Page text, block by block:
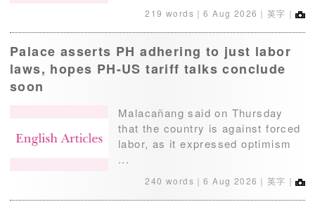
219 words｜6 Aug 2026 ｜英字｜
Palace asserts PH adhering to just labor
laws, hopes PH-US tariff talks conclude
soon
Malacañang said on Thursday
that the country is against forced
labor, as it expressed optimism
...
240 words｜6 Aug 2026 ｜英字｜